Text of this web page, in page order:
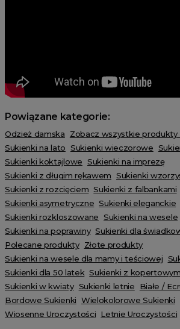
Powiązane kategorie:
Odzież damska Zobacz wszystkie produkty
Sukienki na lato Sukienki wieczorowe
Sukienki koktajlowe Sukienki na imprezę
Sukienki z długim rękawem Sukienki
Sukienki z rozcięciem Sukienki z falbankami
Sukienki asymetryczne Sukienki eleganckie
Sukienki rozkloszowane Sukienki na wesele
Sukienki na poprawiny Sukienki dla
Polecane produkty Złote produkty
Sukienki na wesele dla mamy i teściowej
Sukienki dla 50 latek Sukienki z
Sukienki w kwiaty Sukienki letnie
Białe /
Bordowe Sukienki Wielokolorowe Sukienki
Wiosenne Uroczystości Letnie Uroczystości